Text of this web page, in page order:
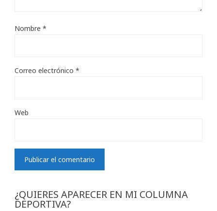
Nombre *
Correo electrónico *
Web
¿QUIERES APARECER EN MI COLUMNA
DEPORTIVA?